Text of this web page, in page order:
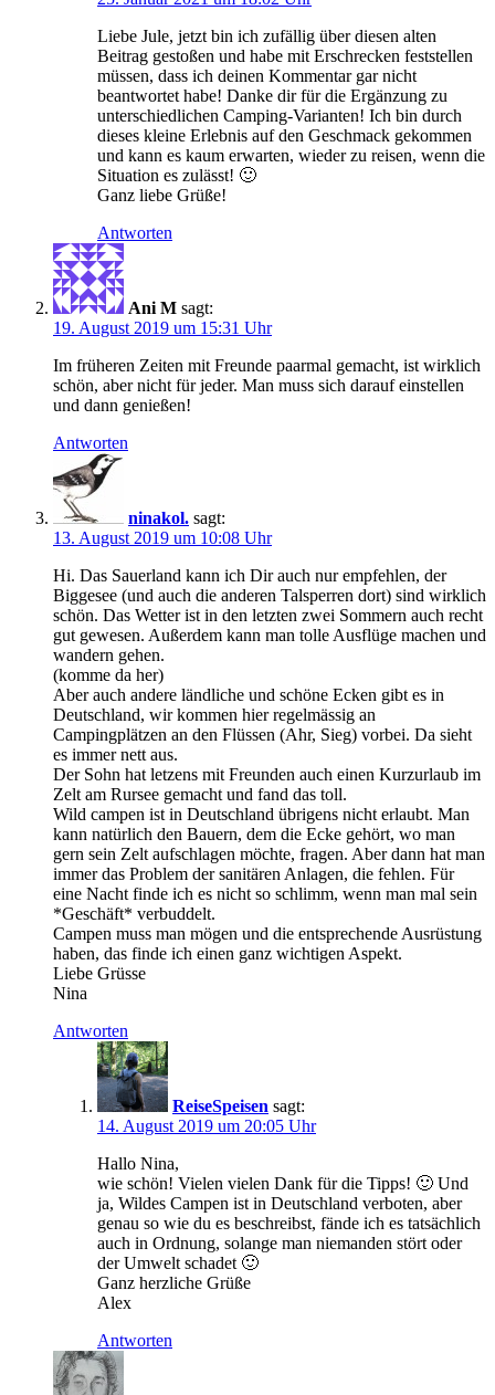
Liebe Jule, jetzt bin ich zufällig über diesen alten
Beitrag gestoßen und habe mit Erschrecken feststellen
müssen, dass ich deinen Kommentar gar nicht
beantwortet habe! Danke dir für die Ergänzung zu
unterschiedlichen Camping-Varianten! Ich bin durch
dieses kleine Erlebnis auf den Geschmack gekommen
und kann es kaum erwarten, wieder zu reisen, wenn die
Situation es zulässt! 🙂
Ganz liebe Grüße!
Antworten
Ani M sagt:
19. August 2019 um 15:31 Uhr
Im früheren Zeiten mit Freunde paarmal gemacht, ist wirklich
schön, aber nicht für jeder. Man muss sich darauf einstellen
und dann genießen!
Antworten
ninakol. sagt:
13. August 2019 um 10:08 Uhr
Hi. Das Sauerland kann ich Dir auch nur empfehlen, der
Biggesee (und auch die anderen Talsperren dort) sind wirklich
schön. Das Wetter ist in den letzten zwei Sommern auch recht
gut gewesen. Außerdem kann man tolle Ausflüge machen und
wandern gehen.
(komme da her)
Aber auch andere ländliche und schöne Ecken gibt es in
Deutschland, wir kommen hier regelmässig an
Campingplätzen an den Flüssen (Ahr, Sieg) vorbei. Da sieht
es immer nett aus.
Der Sohn hat letzens mit Freunden auch einen Kurzurlaub im
Zelt am Rursee gemacht und fand das toll.
Wild campen ist in Deutschland übrigens nicht erlaubt. Man
kann natürlich den Bauern, dem die Ecke gehört, wo man
gern sein Zelt aufschlagen möchte, fragen. Aber dann hat man
immer das Problem der sanitären Anlagen, die fehlen. Für
eine Nacht finde ich es nicht so schlimm, wenn man mal sein
*Geschäft* verbuddelt.
Campen muss man mögen und die entsprechende Ausrüstung
haben, das finde ich einen ganz wichtigen Aspekt.
Liebe Grüsse
Nina
Antworten
ReiseSpeisen sagt:
14. August 2019 um 20:05 Uhr
Hallo Nina,
wie schön! Vielen vielen Dank für die Tipps! 🙂 Und
ja, Wildes Campen ist in Deutschland verboten, aber
genau so wie du es beschreibst, fände ich es tatsächlich
auch in Ordnung, solange man niemanden stört oder
der Umwelt schadet 🙂
Ganz herzliche Grüße
Alex
Antworten